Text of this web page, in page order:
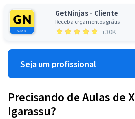
GetNinjas - Cliente
Receba orçamentos grátis
+30K
Seja um profissional
Precisando de Aulas de
Igarassu?